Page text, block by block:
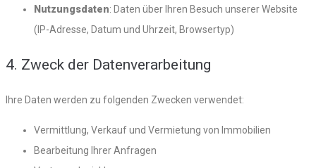
Nutzungsdaten: Daten über Ihren Besuch unserer Website
(IP-Adresse, Datum und Uhrzeit, Browsertyp)
4. Zweck der Datenverarbeitung
Ihre Daten werden zu folgenden Zwecken verwendet:
Vermittlung, Verkauf und Vermietung von Immobilien
Bearbeitung Ihrer Anfragen